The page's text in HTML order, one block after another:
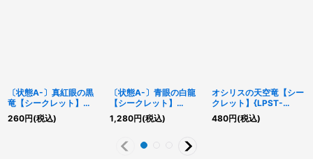
〔状態A-〕真紅眼の黒
竜【シークレット】
{LPST-JP004}《モンス
ター》
260円(税込)
〔状態A-〕青眼の白龍
【シークレット】
{LPST-JP003}《モンス
ター》
1,280円(税込)
オシリスの天空竜【シー
クレット】{LPST-
JP046}《モンスター》
480円(税込)